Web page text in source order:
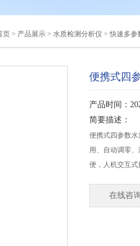
页 > 产品展示 > 水质检测分析仪 >快速多参
便携式四
产品时间：
简要描述：
便携式四参数
用、自动调零
便，人机交互式
在线咨